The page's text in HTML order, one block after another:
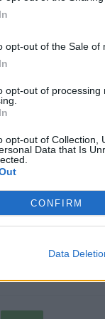
opt-out of the Sale of
opt-out of
opt-out of Collection,
Data that Is
CONFIRM
Data
(@GrantWahl)
Twitteristä.